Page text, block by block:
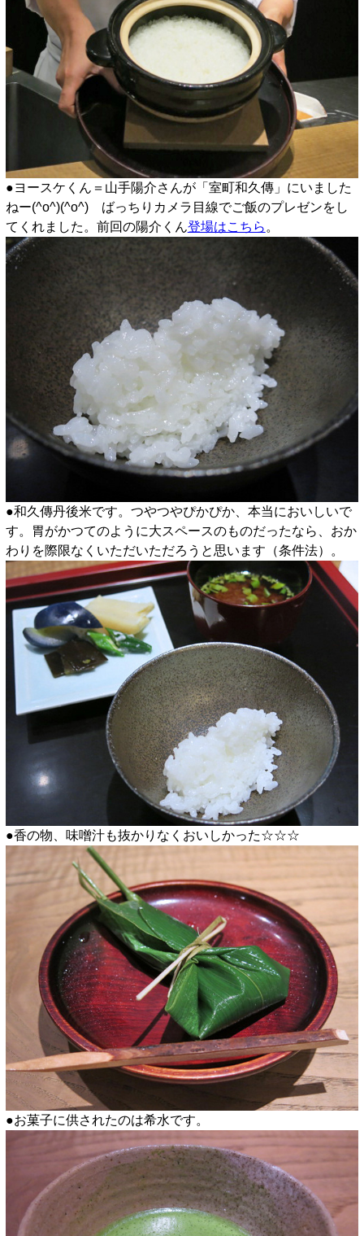
●ヨースケくん＝山手陽介さんが「室町和久傳」にいました
ねー(^o^)(^o^) ばっちりカメラ目線でご飯のプレゼンをし
てくれました。前回の陽介くん登場はこちら 。
●和久傳丹後米です。つやつやぴかぴか、本当においしいで
す。胃がかつてのように大スペースのものだったなら、おか
わりを際限なくいただいただろうと思います（条件法）。
●香の物、味噌汁も抜かりなくおいしかった☆☆☆
●お菓子に供されたのは希水です。